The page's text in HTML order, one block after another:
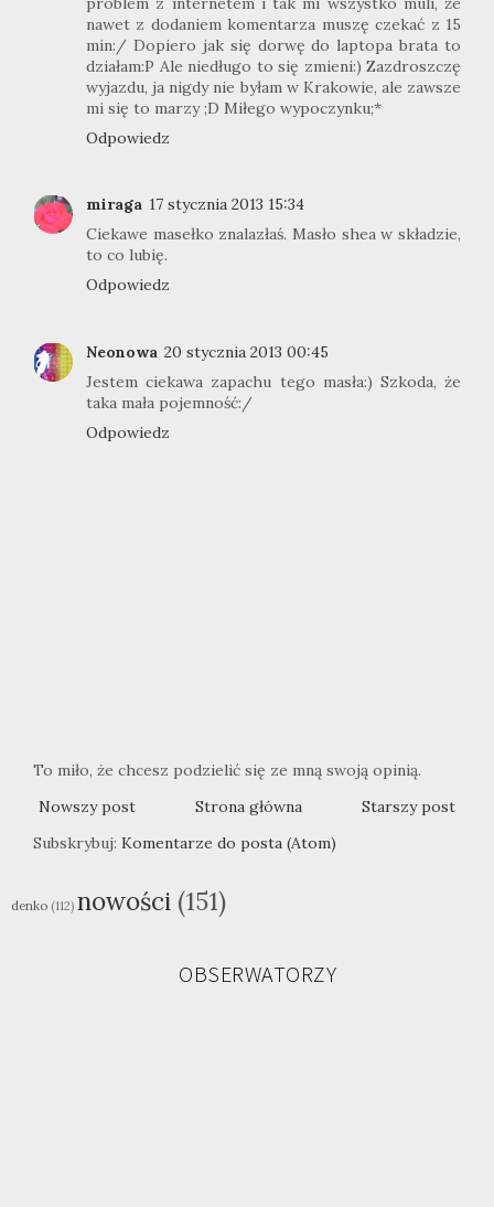
nawet z dodaniem komentarza muszę czekać z 15
min:/ Dopiero jak się dorwę do laptopa brata to
działam:P Ale niedługo to się zmieni:) Zazdroszczę
wyjazdu, ja nigdy nie byłam w Krakowie, ale zawsze
mi się to marzy ;D Miłego wypoczynku;*
Odpowiedz
miraga 17 stycznia 2013 15:34
Ciekawe masełko znalazłaś. Masło shea w składzie,
to co lubię.
Odpowiedz
Neonowa 20 stycznia 2013 00:45
Jestem ciekawa zapachu tego masła:) Szkoda, że
taka mała pojemność:/
Odpowiedz
To miło, że chcesz podzielić się ze mną swoją opinią.
Nowszy post
Starszy post
Strona główna
Subskrybuj: Komentarze do posta (Atom)
denko (112) nowości (151)
OBSERWATORZY